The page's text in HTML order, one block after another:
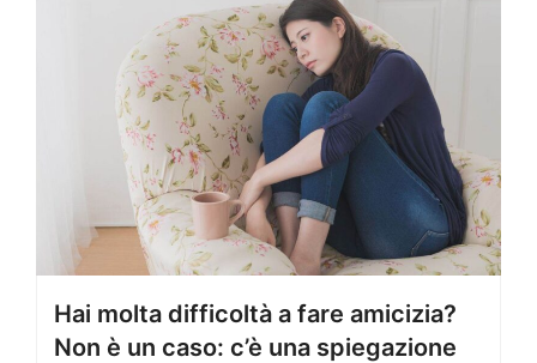
Hai molta difficoltà a fare amicizia?
Non è un caso: c’è una spiegazione